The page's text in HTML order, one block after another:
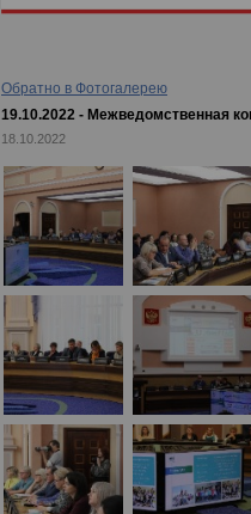
Обратно в Фотогалерею
19.10.2022 - Межведомственная
18.10.2022